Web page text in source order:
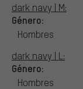
dark navy | M:
Género:
Hombres
dark navy | L:
Género:
Hombres